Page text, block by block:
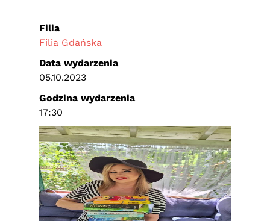
Filia
Filia Gdańska
Data wydarzenia
05.10.2023
Godzina wydarzenia
17:30